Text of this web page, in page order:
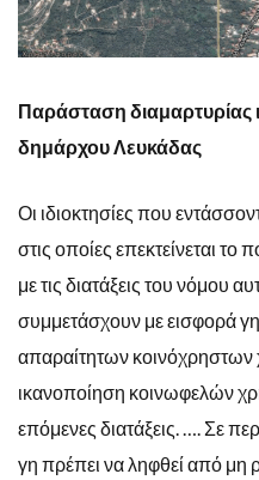
Παράσταση διαμαρτυρίας
δημάρχου Λευκάδας
Οι ιδιοκτησίες που
στις οποίες επεκτείνεται
με τις διατάξεις του νόμου
συμμετάσχουν με εισφορά
απαραίτητων κοινόχρηστων
ικανοποίηση κοινωφελών
επόμενες διατάξεις. …. Σε
γη πρέπει να ληφθεί από μη